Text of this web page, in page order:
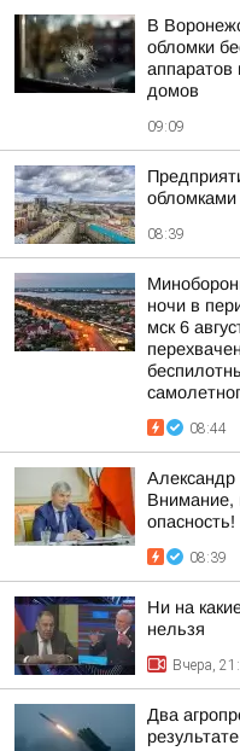
В
обломки
аппаратов
домов
09:09
08:39
ночи в
мск 6
08:44
Внимание,
08:39
Ни на
нельзя
Вчера,
Два